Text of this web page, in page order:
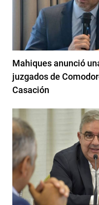
Mahiques anunció
juzgados de
Casación